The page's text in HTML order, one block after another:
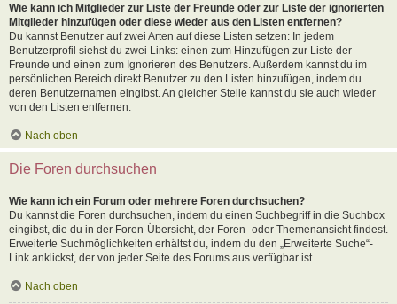
Wie kann ich Mitglieder zur Liste der Freunde oder zur Liste der ignorierten
Mitglieder hinzufügen oder diese wieder aus den Listen entfernen?
Du kannst Benutzer auf zwei Arten auf diese Listen setzen: In jedem
Benutzerprofil siehst du zwei Links: einen zum Hinzufügen zur Liste der
Freunde und einen zum Ignorieren des Benutzers. Außerdem kannst du im
persönlichen Bereich direkt Benutzer zu den Listen hinzufügen, indem du
deren Benutzernamen eingibst. An gleicher Stelle kannst du sie auch wieder
von den Listen entfernen.
Nach oben
Die Foren durchsuchen
Wie kann ich ein Forum oder mehrere Foren durchsuchen?
Du kannst die Foren durchsuchen, indem du einen Suchbegriff in die Suchbox
eingibst, die du in der Foren-Übersicht, der Foren- oder Themenansicht findest.
Erweiterte Suchmöglichkeiten erhältst du, indem du den „Erweiterte Suche“-
Link anklickst, der von jeder Seite des Forums aus verfügbar ist.
Nach oben